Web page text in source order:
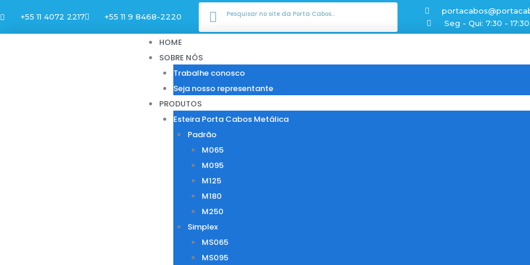
para
+55 11 4072 2217 +55 11 9 8468-2220 Pesquisar
Seg - Qui: 7:30 -
HOME
SOBRE NÓS
Trabalhe conosco
Seja nosso representante
PRODUTOS
Esteira Porta Cabos Metálica
Padrão
M065
M095
M125
M180
M250
Simplex
MS065
MS095